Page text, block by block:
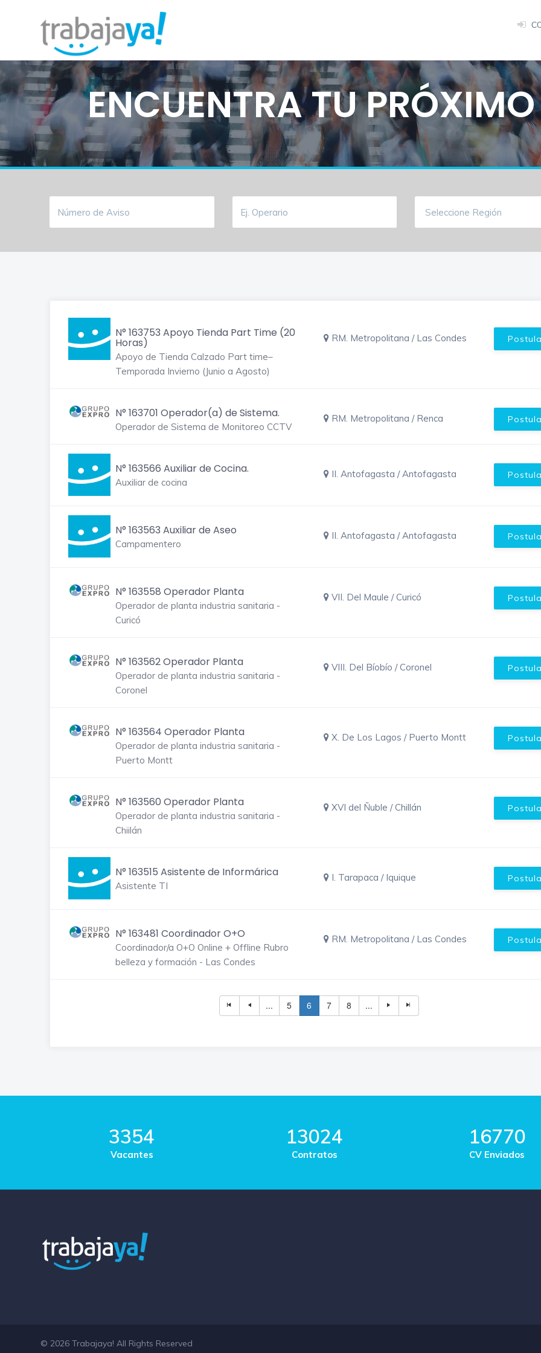
ENCUENTRA TU
N° 163753 Apoyo Tienda Part Time (20
Horas)
Apoyo de Tienda Calzado Part time–
Temporada Invierno (Junio a Agosto)
RM. Metropolitana / Las Condes
N° 163701 Operador(a) de Sistema.
Operador de Sistema de Monitoreo CCTV
RM. Metropolitana / Renca
N° 163566 Auxiliar de Cocina.
Auxiliar de cocina
II. Antofagasta / Antofagasta
N° 163563 Auxiliar de Aseo
Campamentero
II. Antofagasta / Antofagasta
N° 163558 Operador Planta
Operador de planta industria sanitaria -
Curicó
VII. Del Maule / Curicó
N° 163562 Operador Planta
Operador de planta industria sanitaria -
Coronel
VIII. Del Bíobío / Coronel
N° 163564 Operador Planta
Operador de planta industria sanitaria -
Puerto Montt
X. De Los Lagos / Puerto Montt
N° 163560 Operador Planta
Operador de planta industria sanitaria -
Chiilán
XVI del Ñuble / Chillán
N° 163515 Asistente de Informárica
Asistente TI
I. Tarapaca / Iquique
N° 163481 Coordinador O+O
Coordinador/a O+O Online + Offline Rubro
belleza y formación - Las Condes
RM. Metropolitana / Las Condes
... 5 6 7 8 ...
3354
Vacantes
13024
Contratos
16770
CV Enviados
© 2026 Trabajaya! All Rights Reserved